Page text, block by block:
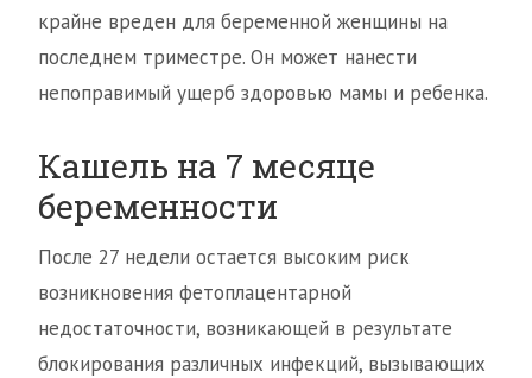
крайне вреден для беременной женщины на
последнем триместре. Он может нанести
непоправимый ущерб здоровью мамы и ребенка.
Кашель на 7 месяце
беременности
После 27 недели остается высоким риск
возникновения фетоплацентарной
недостаточности, возникающей в результате
блокирования различных инфекций, вызывающих